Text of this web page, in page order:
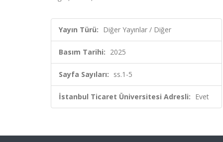
Yayın Türü: Diğer Yayınlar / Diğer
Basım Tarihi: 2025
Sayfa Sayıları: ss.1-5
İstanbul Ticaret Üniversitesi Adresli: Evet